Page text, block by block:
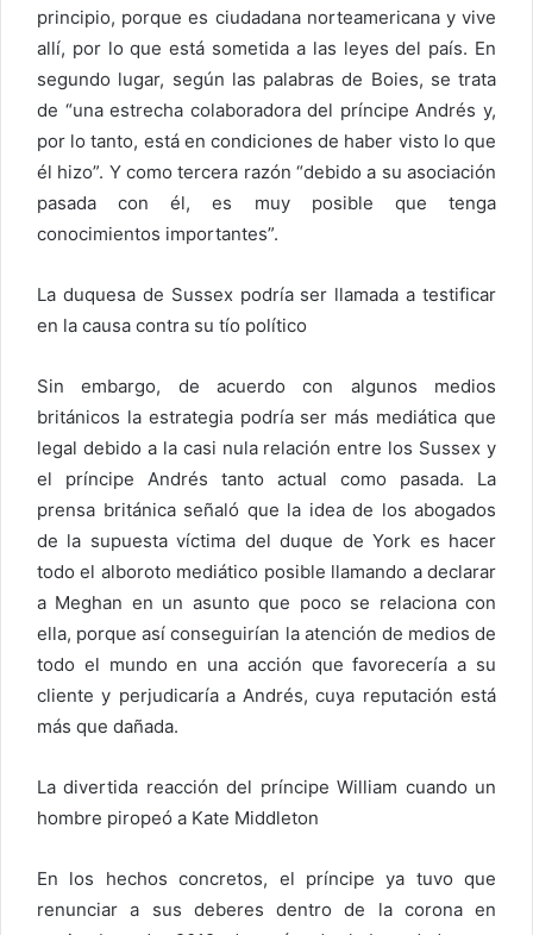
principio, porque es ciudadana norteamericana y vive
allí, por lo que está sometida a las leyes del país. En
segundo lugar, según las palabras de Boies, se trata
de “una estrecha colaboradora del príncipe Andrés y,
por lo tanto, está en condiciones de haber visto lo que
él hizo”. Y como tercera razón “debido a su asociación
pasada con él, es muy posible que tenga
conocimientos importantes”.
La duquesa de Sussex podría ser llamada a testificar
en la causa contra su tío político
Sin embargo, de acuerdo con algunos medios
británicos la estrategia podría ser más mediática que
legal debido a la casi nula relación entre los Sussex y
el príncipe Andrés tanto actual como pasada. La
prensa británica señaló que la idea de los abogados
de la supuesta víctima del duque de York es hacer
todo el alboroto mediático posible llamando a declarar
a Meghan en un asunto que poco se relaciona con
ella, porque así conseguirían la atención de medios de
todo el mundo en una acción que favorecería a su
cliente y perjudicaría a Andrés, cuya reputación está
más que dañada.
La divertida reacción del príncipe William cuando un
hombre piropeó a Kate Middleton
En los hechos concretos, el príncipe ya tuvo que
renunciar a sus deberes dentro de la corona en